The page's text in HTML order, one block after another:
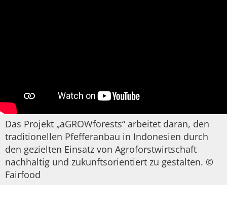
Das Projekt „aGROWforests“ arbeitet daran, den
traditionellen Pfefferanbau in Indonesien durch
den gezielten Einsatz von Agroforstwirtschaft
nachhaltig und zukunftsorientiert zu gestalten. ©
Fairfood